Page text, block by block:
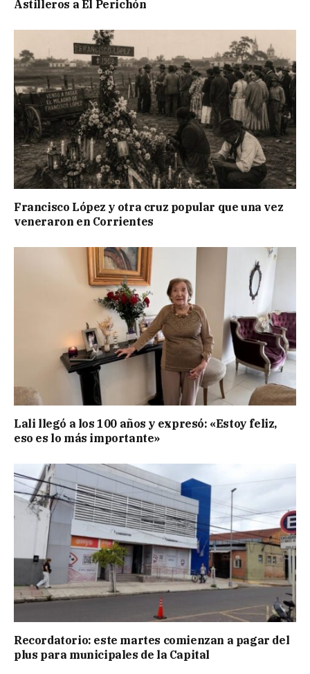
Astilleros a El Perichón
Francisco López y otra cruz popular que una vez
veneraron en Corrientes
Lali llegó a los 100 años y expresó: «Estoy feliz,
eso es lo más importante»
Recordatorio: este martes comienzan a pagar del
plus para municipales de la Capital